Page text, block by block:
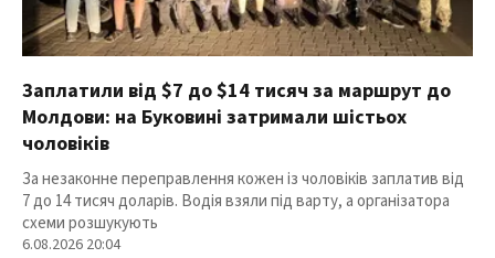
Заплатили від $7 до $14 тисяч за маршрут до
Молдови: на Буковині затримали шістьох
чоловіків
За незаконне переправлення кожен із чоловіків заплатив від
7 до 14 тисяч доларів. Водія взяли під варту, а організатора
схеми розшукують
6.08.2026 20:04